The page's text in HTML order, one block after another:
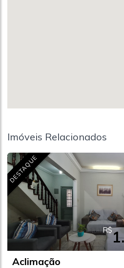
Imóveis Relacionados
DESTAQUE
R$
Aclimação